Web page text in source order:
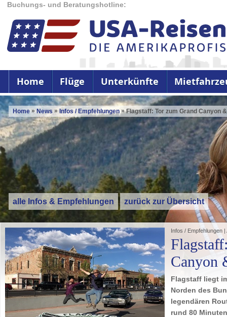
Buchungs- und Beratungshotline:
Home Flüge Unterkünfte
Home » News » Infos / Empfehlungen»Flagstaff: Tor zum Grand Canyon
alle Infos & Empfehlungen zurück zur Übersicht
Infos / Empfehlungen
Canyon
Flagstaff liegt
Norden des
legendären
rund 80